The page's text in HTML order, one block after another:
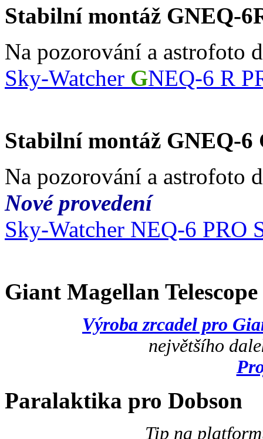
Stabilní montáž GNEQ-
Na pozorování a astrofoto
Sky-Watcher GNEQ-6 R
Stabilní montáž GNEQ-6
Na pozorování a astrofoto
Nové provedení
Sky-Watcher NEQ-6 PRO
Giant Magellan
Výroba zrcadel pro
největšího
Paralaktika pro Dobson
Tip na